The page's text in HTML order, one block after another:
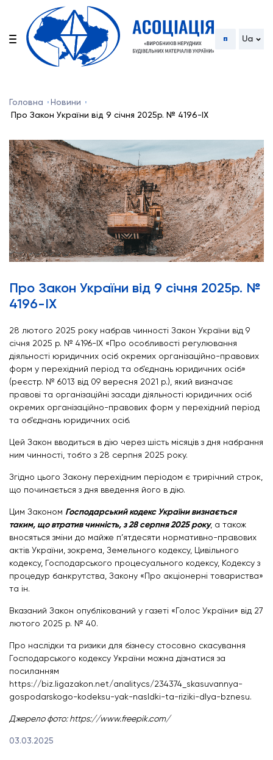
Ua
Головна
Новини
Про Закон України від 9 січня 2025р. № 4196-IX
Про Закон України від 9 січня 2025р. №
4196-IX
28 лютого 2025 року набрав чинності Закон України від 9
січня 2025 р. № 4196-IX «Про особливості регулювання
діяльності юридичних осіб окремих організаційно-правових
форм у перехідний період та об’єднань юридичних осіб»
(реєстр. № 6013 від 09 вересня 2021 р.), який визначає
правові та організаційні засади діяльності юридичних осіб
окремих організаційно-правових форм у перехідний період
та об’єднань юридичних осіб.
Цей Закон вводиться в дію через шість місяців з дня набрання
ним чинності, тобто з 28 серпня 2025 року.
Згідно цього Закону перехідним періодом є трирічний строк,
що починається з дня введення його в дію.
Цим Законом Господарський кодекс України визнається
таким, що втратив чинність, з 28 серпня 2025 року, а також
вносяться зміни до майже п’ятдесяти нормативно-правових
актів України, зокрема, Земельного кодексу, Цивільного
кодексу, Господарського процесуального кодексу, Кодексу з
процедур банкрутства, Закону «Про акціонерні товариства»
та ін.
Вказаний Закон опублікований у газеті «Голос України» від 27
лютого 2025 р. № 40.
Про наслідки та ризики для бізнесу стосовно скасування
Господарського кодексу України можна дізнатися за
посиланням
https://biz.ligazakon.net/analitycs/234374_skasuvannya-
gospodarskogo-kodeksu-yak-nasldki-ta-riziki-dlya-bznesu.
Джерело фото: https://www.freepik.com/
03.03.2025